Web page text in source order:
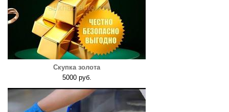
Скупка золота
5000 руб.